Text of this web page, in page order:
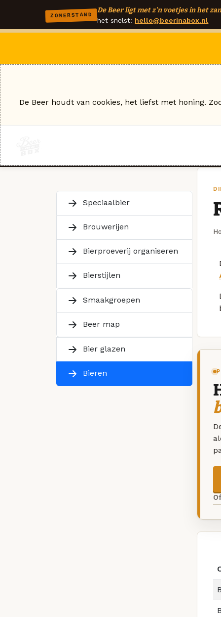
ZOMERSTAND
De Beer ligt met z'n voetjes in het
het snelst: hello@beerinabox.nl
Speciaalbier
Brouwerijen
Bierproeverij organiseren
Bierstijlen
Smaakgroepen
Beer map
Bier glazen
Bieren
De Beer houdt van cookies, het liefst met honing.